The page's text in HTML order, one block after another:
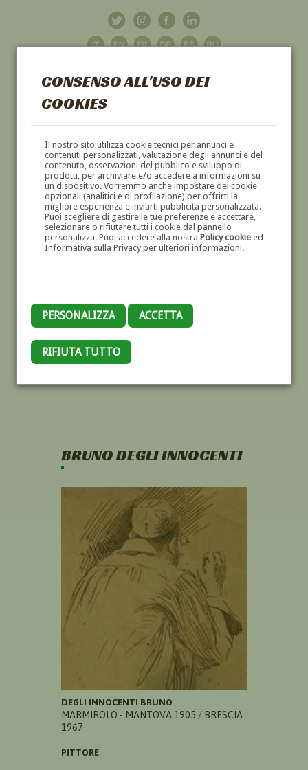
CONSENSO ALL'USO DEI
COOKIES
Il nostro sito utilizza cookie tecnici per annunci e
contenuti personalizzati, valutazione degli annunci e del
contenuto, osservazioni del pubblico e sviluppo di
prodotti, per archiviare e/o accedere a informazioni su
un dispositivo. Vorremmo anche impostare dei cookie
opzionali (analitici e di profilazione) per offrirti la
migliore esperienza e inviarti pubblicità personalizzata.
Puoi scegliere di gestire le tue preferenze e accettare,
selezionare o rifiutare tutti i cookie dal pannello
personalizza. Puoi accedere alla nostra Policy cookieed
Informativa sulla Privacy per ulteriori informazioni.
PERSONALIZZA ACCETTA
RIFIUTA TUTTO
GALLERIAD'ARTE
DIPINTI E SCULTURE '800 E '900
BRUNO DEGLI INNOCENTI
DEGLI INNOCENTI BRUNO
MARMIROLO - MANTOVA 1905 / BRESCIA
1967
PITTORE